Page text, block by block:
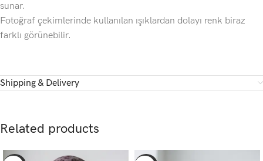
sunar.
Fotoğraf çekimlerinde kullanılan ışıklardan dolayı renk biraz
farklı görünebilir.
Shipping & Delivery
Related products